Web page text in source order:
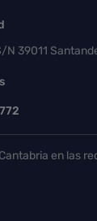
N 39011
en las